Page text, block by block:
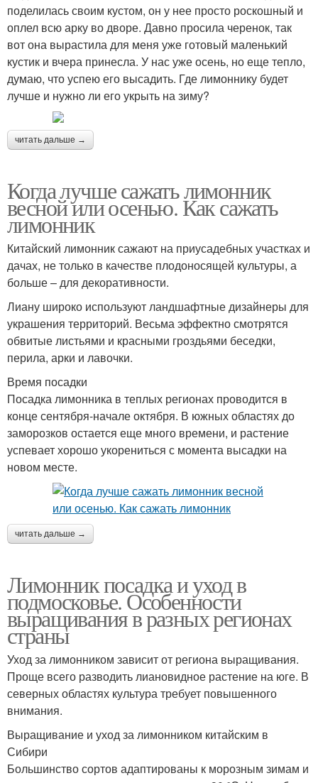
поделилась своим кустом, он у нее просто роскошный и
оплел всю арку во дворе. Давно просила черенок, так
вот она вырастила для меня уже готовый маленький
кустик и вчера принесла. У нас уже осень, но еще тепло,
думаю, что успею его высадить. Где лимоннику будет
лучше и нужно ли его укрыть на зиму?
читать дальше →
Когда лучше сажать лимонник
весной или осенью. Как сажать
лимонник
Китайский лимонник сажают на приусадебных участках и
дачах, не только в качестве плодоносящей культуры, а
больше – для декоративности.
Лиану широко используют ландшафтные дизайнеры для
украшения территорий. Весьма эффектно смотрятся
обвитые листьями и красными гроздьями беседки,
перила, арки и лавочки.
Время посадки
Посадка лимонника в теплых регионах проводится в
конце сентября-начале октября. В южных областях до
заморозков остается еще много времени, и растение
успевает хорошо укорениться с момента высадки на
новом месте.
читать дальше →
Лимонник посадка и уход в
подмосковье. Особенности
выращивания в разных регионах
страны
Уход за лимонником зависит от региона выращивания.
Проще всего разводить лиановидное растение на юге. В
северных областях культура требует повышенного
внимания.
Выращивание и уход за лимонником китайским в
Сибири
Большинство сортов адаптированы к морозным зимам и